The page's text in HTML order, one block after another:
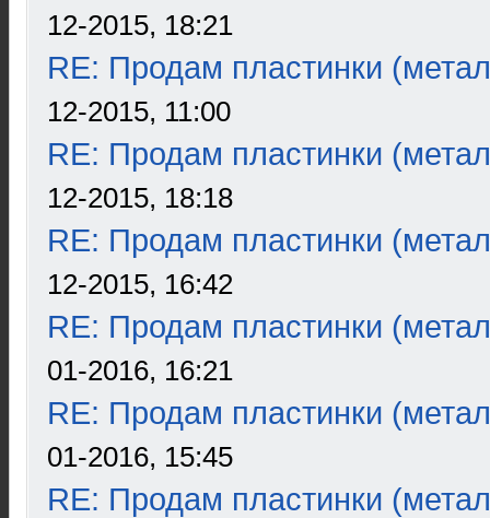
12-2015, 18:21
RE: Продам пластинки
12-2015, 11:00
RE: Продам пластинки
12-2015, 18:18
RE: Продам пластинки
12-2015, 16:42
RE: Продам пластинки
01-2016, 16:21
RE: Продам пластинки
01-2016, 15:45
RE: Продам пластинки